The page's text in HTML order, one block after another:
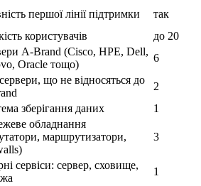
першої лінії підтримки
так
користувачів до 20
A-Brand (Cisco, HPE, Dell,
Oracle тощо)
6
що не відносяться до
2
зберігання даних
1
обладнання
маршрутизатори,
3
сервіси: сервер, сховище,
1